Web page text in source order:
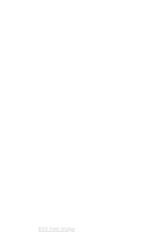
RSS Feed Widget